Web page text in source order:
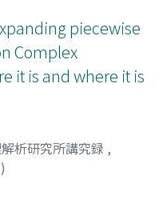
piecewise
Complex
it is and where it is
析研究所講究録 ,
)